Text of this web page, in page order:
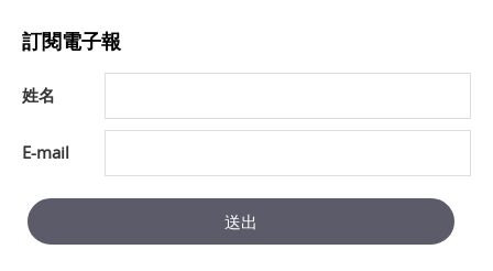
訂閱電子報
姓名
E-mail
送出